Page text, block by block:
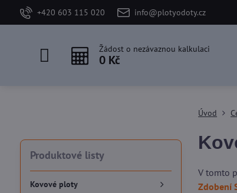
+420 603 115 020 info@plotyodoty.cz
Žádost o nezávaznou kalkulaci
0 Kč
Úvod
V tomto
Zdobení
Produktové listy
Kovové ploty